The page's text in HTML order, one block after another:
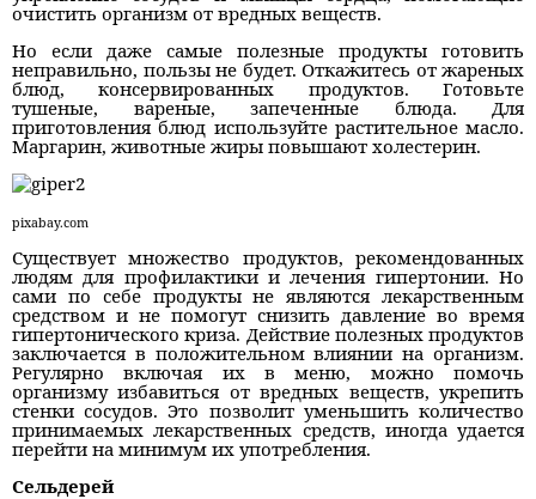
очистить организм от вредных веществ.
Но если даже самые полезные продукты готовить
неправильно, пользы не будет. Откажитесь от жареных
блюд, консервированных продуктов. Готовьте
тушеные, вареные, запеченные блюда. Для
приготовления блюд используйте растительное масло.
Маргарин, животные жиры повышают холестерин.
pixabay.com
Существует множество продуктов, рекомендованных
людям для профилактики и лечения гипертонии. Но
сами по себе продукты не являются лекарственным
средством и не помогут снизить давление во время
гипертонического криза. Действие полезных продуктов
заключается в положительном влиянии на организм.
Регулярно включая их в меню, можно помочь
организму избавиться от вредных веществ, укрепить
стенки сосудов. Это позволит уменьшить количество
принимаемых лекарственных средств, иногда удается
перейти на минимум их употребления.
Сельдерей